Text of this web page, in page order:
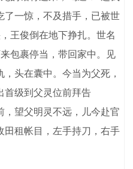
了一惊，不及措手，已被世
王俊倒在地下挣扎。世名
包裹停当，带回家中。见
头在囊中。今当为父死，
首级到父灵位前拜告
，望父明灵不远，儿今赴官
田租帐目，左手持刀，右手